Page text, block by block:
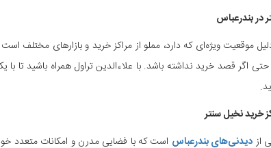
در بندرعباس
موقعیت ویژه‌ای که دارد، مملو از مراکز خرید و بازارهای
اگر قصد خرید نداشته باشد. با علاءالدین تراول همراه باشید تا
خرید نخیل سنتر
از دیدنی‌های بندرعباس است که با فضایی مدرن و امکانات متعدد